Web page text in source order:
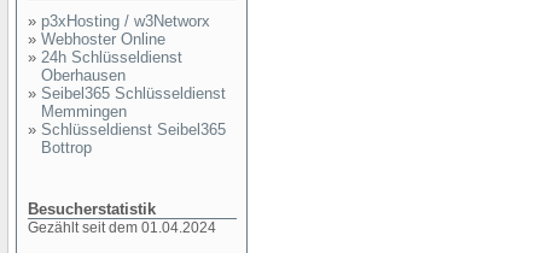
» p3xHosting / w3Networx
» Webhoster Online
» 24h Schlüsseldienst
Oberhausen
» Seibel365 Schlüsseldienst
Memmingen
» Schlüsseldienst Seibel365
Bottrop
Besucherstatistik
Gezählt seit dem 01.04.2024